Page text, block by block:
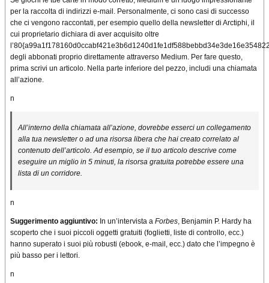
per la raccolta di indirizzi e-mail. Personalmente, ci sono casi di successo
che ci vengono raccontati, per esempio quello della newsletter di Arctiphi, il
cui proprietario dichiara di aver acquisito oltre
degli abbonati proprio direttamente attraverso Medium. Per fare questo,
prima scrivi un articolo. Nella parte inferiore del pezzo, includi una chiamata
all’azione.
n
All’interno della chiamata all’azione, dovrebbe esserci un collegamento
alla tua newsletter o ad una risorsa libera che hai creato correlato al
contenuto dell’articolo. Ad esempio, se il tuo articolo descrive come
eseguire un miglio in 5 minuti, la risorsa gratuita potrebbe essere una
lista di un corridore.
n
Suggerimento aggiuntivo: In un’intervista a Forbes, Benjamin P. Hardy ha
scoperto che i suoi piccoli oggetti gratuiti (foglietti, liste di controllo, ecc.)
hanno superato i suoi più robusti (ebook, e-mail, ecc.) dato che l’impegno è
più basso per i lettori.
n